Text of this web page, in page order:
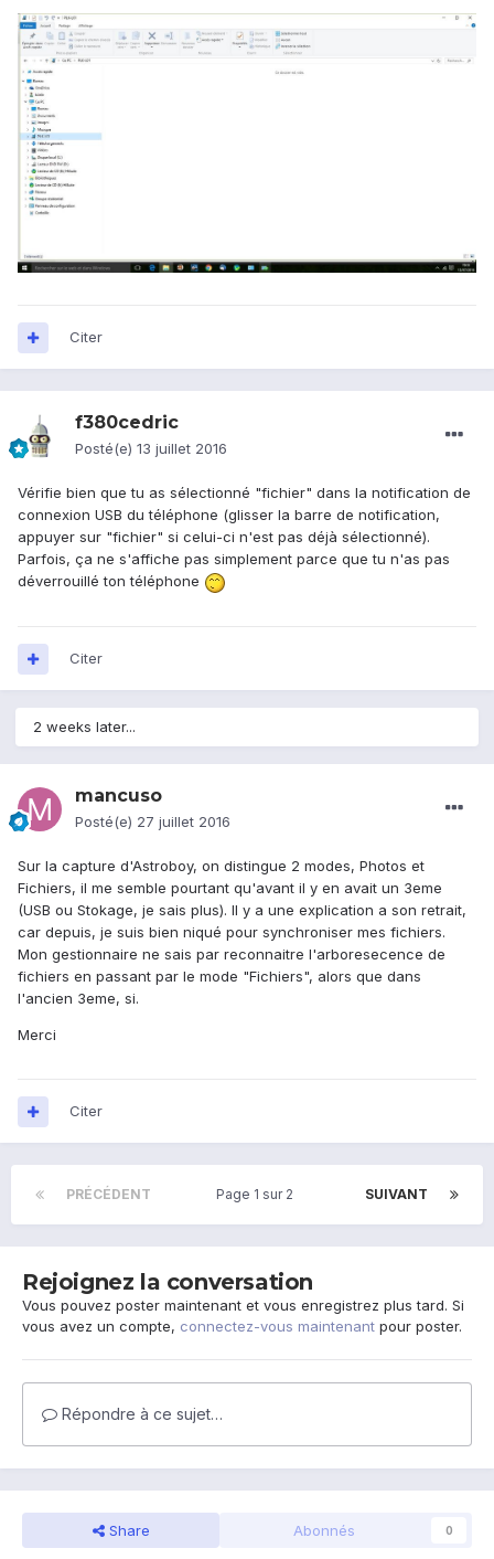
Citer
f380cedric
Posté(e) 13 juillet 2016
Vérifie bien que tu as sélectionné "fichier" dans la notification de
connexion USB du téléphone (glisser la barre de notification,
appuyer sur "fichier" si celui-ci n'est pas déjà sélectionné).
Parfois, ça ne s'affiche pas simplement parce que tu n'as pas
déverrouillé ton téléphone
Citer
2 weeks later...
mancuso
Posté(e) 27 juillet 2016
Sur la capture d'Astroboy, on distingue 2 modes, Photos et
Fichiers, il me semble pourtant qu'avant il y en avait un 3eme
(USB ou Stokage, je sais plus). Il y a une explication a son retrait,
car depuis, je suis bien niqué pour synchroniser mes fichiers.
Mon gestionnaire ne sais par reconnaitre l'arboresecence de
fichiers en passant par le mode "Fichiers", alors que dans
l'ancien 3eme, si.
Merci
Citer
PRÉCÉDENT SUIVANT
Page 1 sur 2
Rejoignez la conversation
Vous pouvez poster maintenant et vous enregistrez plus tard. Si
vous avez un compte, connectez-vous maintenant pour poster.
Répondre à ce sujet…
Share Abonnés 0